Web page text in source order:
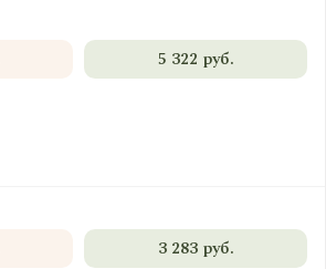
5 322 руб.
3 283 руб.